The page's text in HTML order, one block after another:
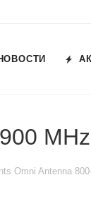
Omni Antenna